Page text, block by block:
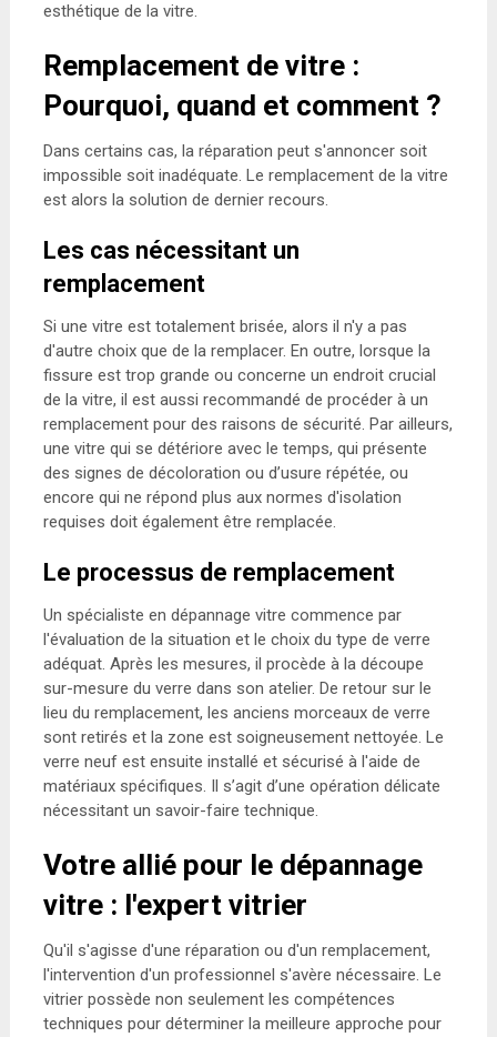
esthétique de la vitre.
Remplacement de vitre :
Pourquoi, quand et comment ?
Dans certains cas, la réparation peut s'annoncer soit
impossible soit inadéquate. Le remplacement de la vitre
est alors la solution de dernier recours.
Les cas nécessitant un
remplacement
Si une vitre est totalement brisée, alors il n'y a pas
d'autre choix que de la remplacer. En outre, lorsque la
fissure est trop grande ou concerne un endroit crucial
de la vitre, il est aussi recommandé de procéder à un
remplacement pour des raisons de sécurité. Par ailleurs,
une vitre qui se détériore avec le temps, qui présente
des signes de décoloration ou d’usure répétée, ou
encore qui ne répond plus aux normes d'isolation
requises doit également être remplacée.
Le processus de remplacement
Un spécialiste en dépannage vitre commence par
l'évaluation de la situation et le choix du type de verre
adéquat. Après les mesures, il procède à la découpe
sur-mesure du verre dans son atelier. De retour sur le
lieu du remplacement, les anciens morceaux de verre
sont retirés et la zone est soigneusement nettoyée. Le
verre neuf est ensuite installé et sécurisé à l'aide de
matériaux spécifiques. Il s’agit d’une opération délicate
nécessitant un savoir-faire technique.
Votre allié pour le dépannage
vitre : l'expert vitrier
Qu'il s'agisse d'une réparation ou d'un remplacement,
l'intervention d'un professionnel s'avère nécessaire. Le
vitrier possède non seulement les compétences
techniques pour déterminer la meilleure approche pour